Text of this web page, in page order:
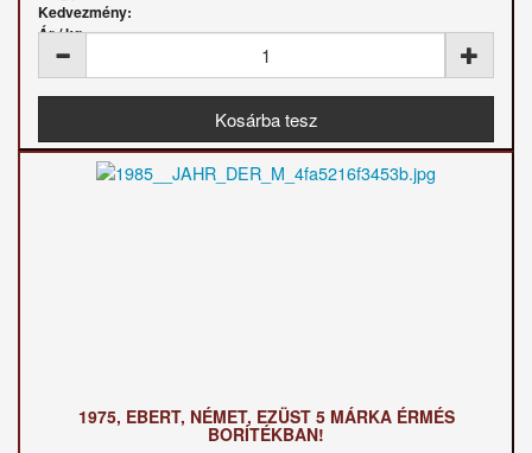
Kedvezmény:
Ár / kg:
1975, EBERT, NÉMET, EZÜST 5 MÁRKA ÉRMÉS
BORÍTÉKBAN!